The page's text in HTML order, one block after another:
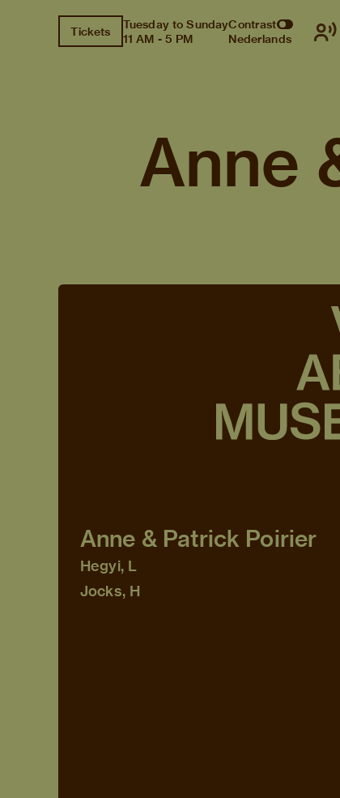
Tickets
Tuesday to Sunday
11 AM - 5 PM
Contrast
Nederlands
Anne
Anne & Patrick Poirier
Hegyi, L
Jocks, H